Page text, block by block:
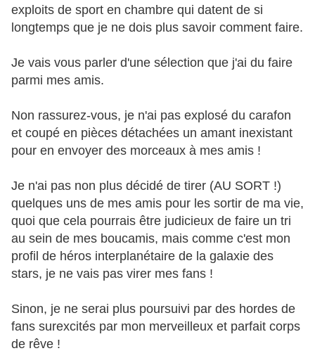
exploits de sport en chambre qui datent de si
longtemps que je ne dois plus savoir comment faire.
Je vais vous parler d'une sélection que j'ai du faire
parmi mes amis.
Non rassurez-vous, je n'ai pas explosé du carafon
et coupé en pièces détachées un amant inexistant
pour en envoyer des morceaux à mes amis !
Je n'ai pas non plus décidé de tirer (AU SORT !)
quelques uns de mes amis pour les sortir de ma vie,
quoi que cela pourrais être judicieux de faire un tri
au sein de mes boucamis, mais comme c'est mon
profil de héros interplanétaire de la galaxie des
stars, je ne vais pas virer mes fans !
Sinon, je ne serai plus poursuivi par des hordes de
fans surexcités par mon merveilleux et parfait corps
de rêve !